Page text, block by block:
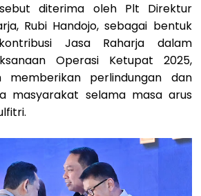
diterima oleh Plt Direktur
Rubi Handojo, sebagai bentuk
Jasa Raharja dalam
Operasi Ketupat 2025,
memberikan perlindungan dan
masyarakat selama masa arus